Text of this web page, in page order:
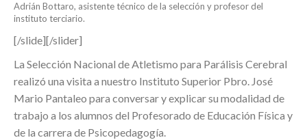
Adrián Bottaro, asistente técnico de la selección y profesor del
instituto terciario.
[/slide][/slider]
La Selección Nacional de Atletismo para Parálisis Cerebral
realizó una visita a nuestro Instituto Superior Pbro. José
Mario Pantaleo para conversar y explicar su modalidad de
trabajo a los alumnos del Profesorado de Educación Física y
de la carrera de Psicopedagogía.